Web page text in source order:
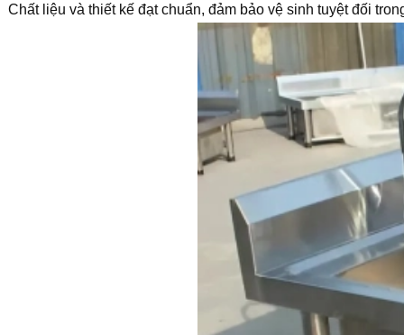
Chất liệu và thiết kế đạt chuẩn, đảm bảo vệ sinh tuyệt đối